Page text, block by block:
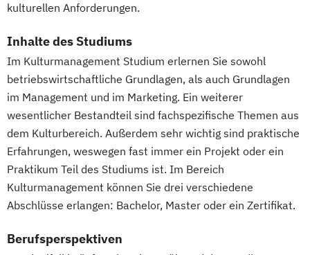
kulturellen Anforderungen.
Inhalte des Studiums
Im Kulturmanagement Studium erlernen Sie sowohl
betriebswirtschaftliche Grundlagen, als auch Grundlagen
im Management und im Marketing. Ein weiterer
wesentlicher Bestandteil sind fachspezifische Themen aus
dem Kulturbereich. Außerdem sehr wichtig sind praktische
Erfahrungen, weswegen fast immer ein Projekt oder ein
Praktikum Teil des Studiums ist. Im Bereich
Kulturmanagement können Sie drei verschiedene
Abschlüsse erlangen: Bachelor, Master oder ein Zertifikat.
Berufsperspektiven